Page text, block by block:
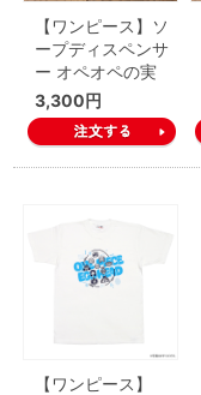
【ワンピース】ソ
ープディスペンサ
ー オペオペの実
3,300円
【ワンピース】